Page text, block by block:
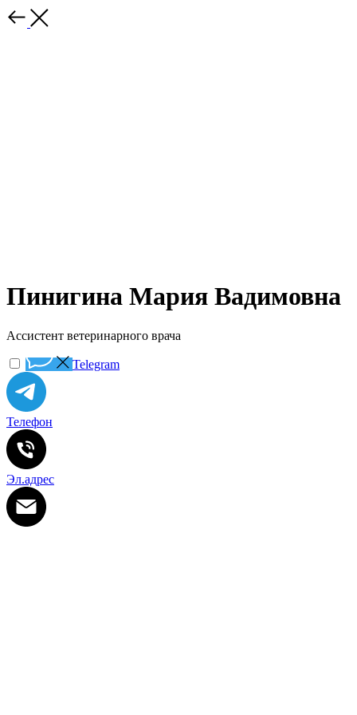
Пинигина Мария Вадимовна
Ассистент ветеринарного врача
Telegram
Телефон
Эл.адрес